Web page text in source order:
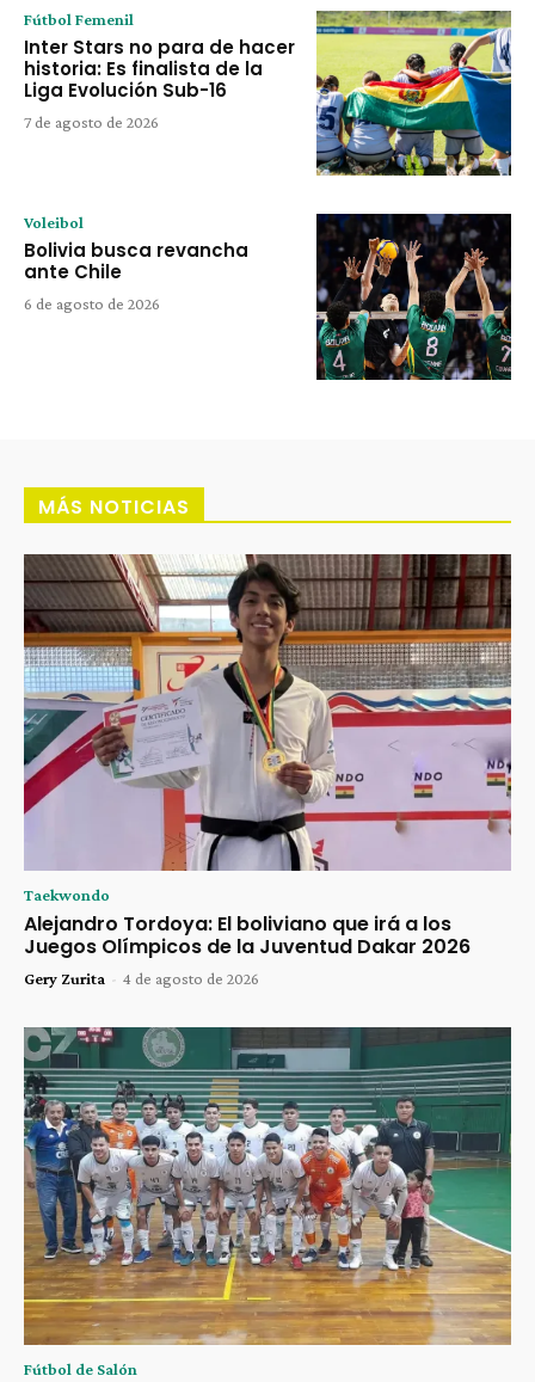
Fútbol Femenil
Inter Stars no para de hacer
historia: Es finalista de la
Liga Evolución Sub-16
7 de agosto de 2026
Voleibol
Bolivia busca revancha
ante Chile
6 de agosto de 2026
MÁS NOTICIAS
Taekwondo
Alejandro Tordoya: El boliviano que irá a los
Juegos Olímpicos de la Juventud Dakar 2026
Gery Zurita - 4 de agosto de 2026
Fútbol de Salón